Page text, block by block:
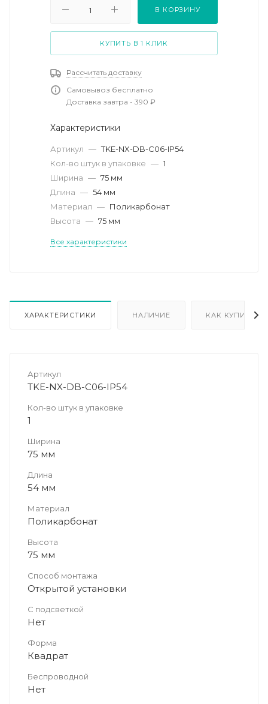
В КОРЗИНУ
КУПИТЬ В 1 КЛИК
Рассчитать доставку
Самовывоз бесплатно
Доставка завтра - 390 ₽
Характеристики
Артикул — TKE-NX-DB-C06-IP54
Кол-во штук в упаковке — 1
Ширина — 75 мм
Длина — 54 мм
Материал — Поликарбонат
Высота — 75 мм
Все характеристики
ХАРАКТЕРИСТИКИ НАЛИЧИЕ КАК КУПИТЬ
Артикул
TKE-NX-DB-C06-IP54
Кол-во штук в упаковке
1
Ширина
75 мм
Длина
54 мм
Материал
Поликарбонат
Высота
75 мм
Способ монтажа
Открытой установки
С подсветкой
Нет
Форма
Квадрат
Беспроводной
Нет